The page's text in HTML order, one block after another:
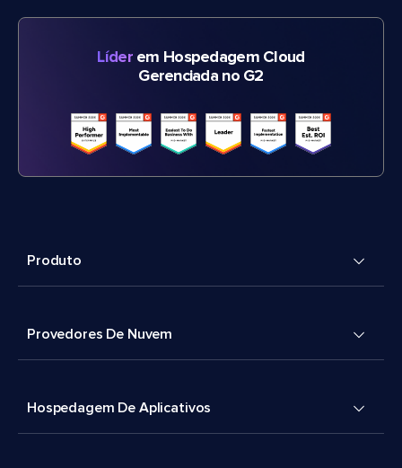
Líderem Hospedagem Cloud
Gerenciada no G2
Produto
Provedores De Nuvem
Hospedagem De Aplicativos